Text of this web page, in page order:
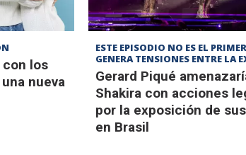
con los
nueva
ESTE EPISODIO NO ES EL
GENERA TENSIONES ENTRE LA
Gerard Piqué
Shakira con acciones
por la exposición de
en Brasil